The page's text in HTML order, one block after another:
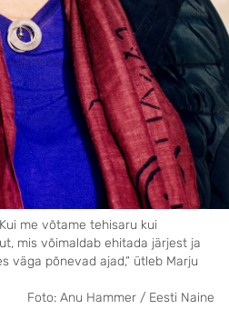
me võtame tehisaru kui
mis võimaldab ehitada järjest ja
väga põnevad ajad,“ ütleb Marju
Foto: Anu Hammer / Eesti Naine